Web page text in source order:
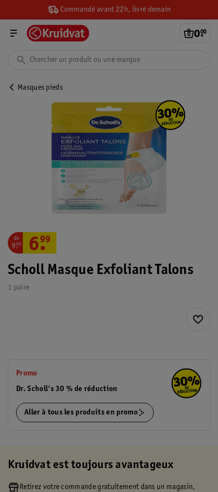
Commandé avant 22h, livré demain
0.
00
Masques pieds
Scholl Masque Exfoliant Talons
1 paire
de
9.
99 6.
99
Promo
Dr. Scholl's 30 % de réduction
Aller à tous les produits en promo
Kruidvat est toujours avantageux
Retirez votre commande gratuitement dans un magasin,